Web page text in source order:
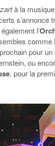
à la
s’annonce
l’
comme
prochain pour un
ou
, pour la